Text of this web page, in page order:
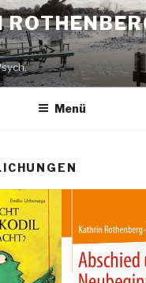
Menü